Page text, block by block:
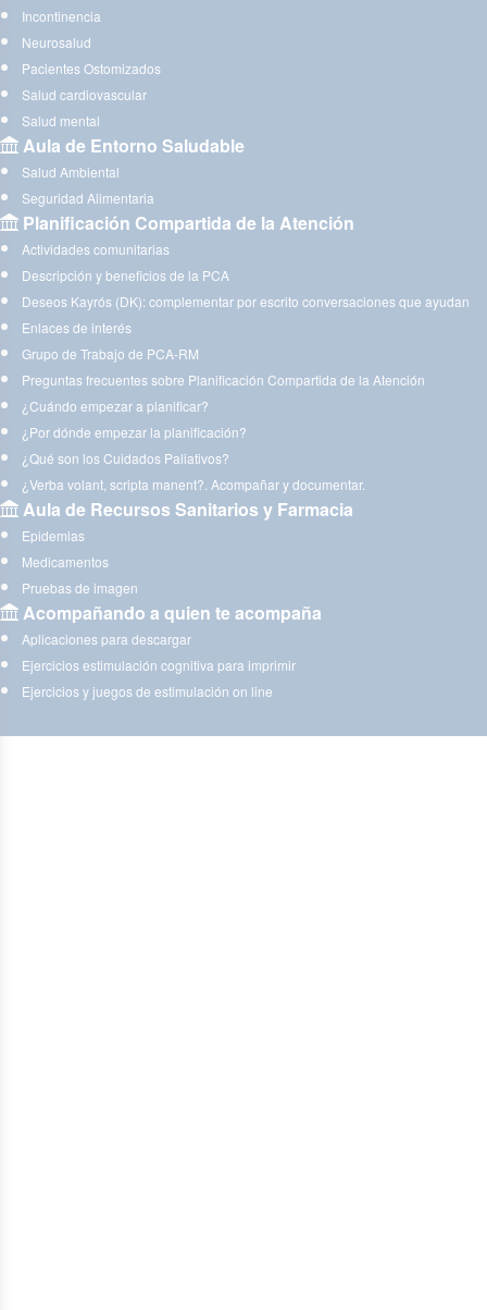
Incontinencia
Neurosalud
Pacientes Ostomizados
Salud cardiovascular
Salud mental
Aula de Entorno Saludable
Salud Ambiental
Seguridad Alimentaria
Planificación Compartida de la Atención
Actividades comunitarias
Descripción y beneficios de la PCA
Deseos Kayrós (DK): complementar por escrito conversaciones que ayudan
Enlaces de interés
Grupo de Trabajo de PCA-RM
Preguntas frecuentes sobre Planificación Compartida de la Atención
¿Cuándo empezar a planificar?
¿Por dónde empezar la planificación?
¿Qué son los Cuidados Paliativos?
¿Verba volant, scripta manent?. Acompañar y documentar.
Aula de Recursos Sanitarios y Farmacia
Epidemias
Medicamentos
Pruebas de imagen
Acompañando a quien te acompaña
Aplicaciones para descargar
Ejercicios estimulación cognitiva para imprimir
Ejercicios y juegos de estimulación on line